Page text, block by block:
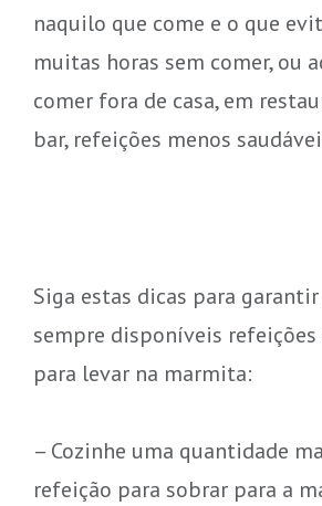
naquilo que come e o que
muitas horas sem comer, ou
comer fora de casa, em
bar, refeições menos
Siga estas dicas para
sempre disponíveis refeições
para levar na marmita:
– Cozinhe uma quantidade
refeição para sobrar para a